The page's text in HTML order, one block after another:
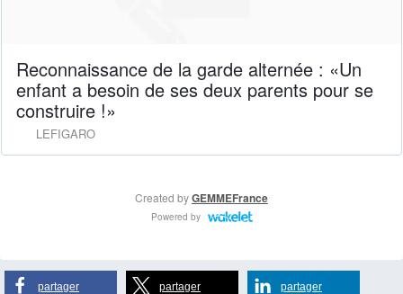
partager partager partager